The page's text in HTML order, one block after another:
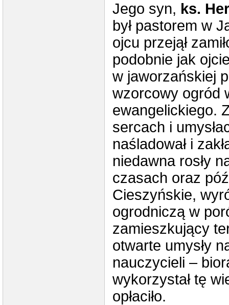
Jego syn, ks.
był pastorem w
ojcu przejął
podobnie jak
w jaworzańskiej
wzorcowy ogród
ewangelickiego.
sercach i
naśladował i
niedawna rosły
czasach oraz
Cieszyńskie,
ogrodniczą w
zamieszkujący
otwarte umysły
nauczycieli –
wykorzystał tę
opłaciło.